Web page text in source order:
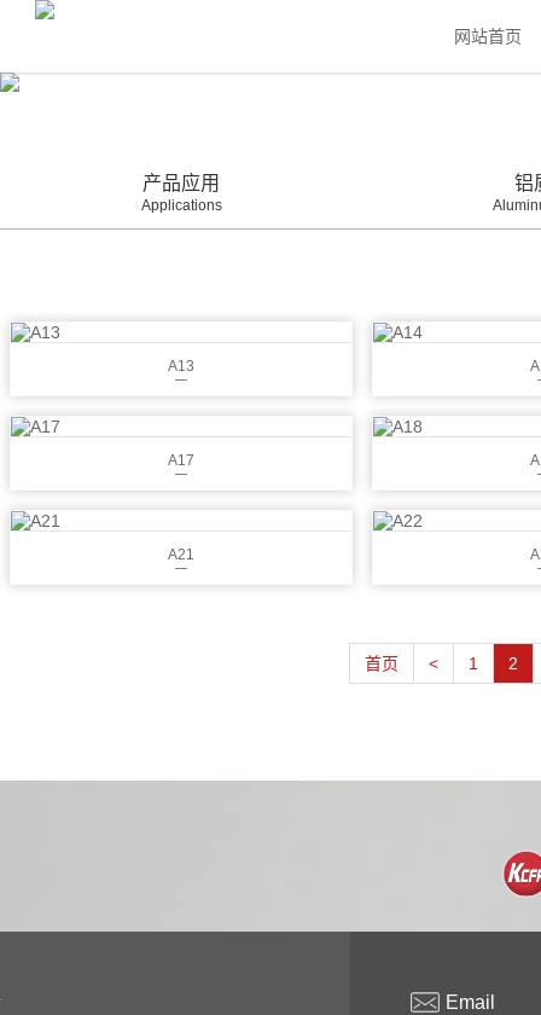
网站首页
产品应用
Applications
铝
A13
A17
A21
首页 < 1 2
Email